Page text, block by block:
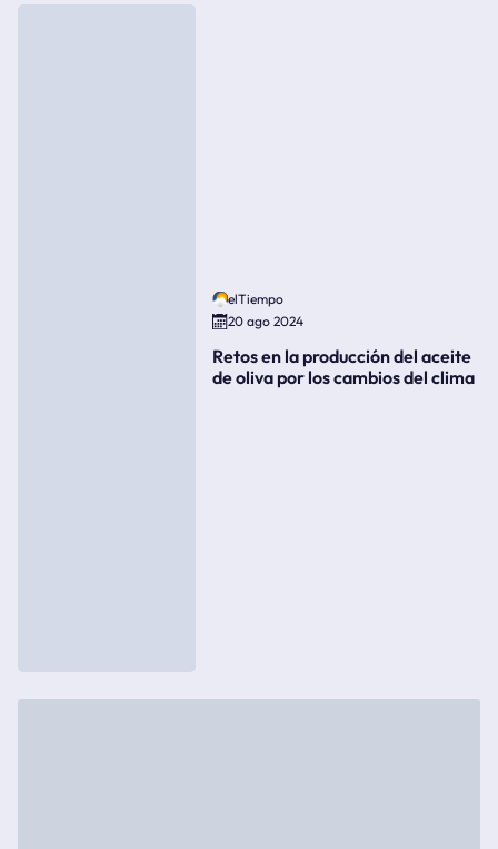
elTiempo
20 ago 2024
Retos en la producción del aceite
de oliva por los cambios del clima